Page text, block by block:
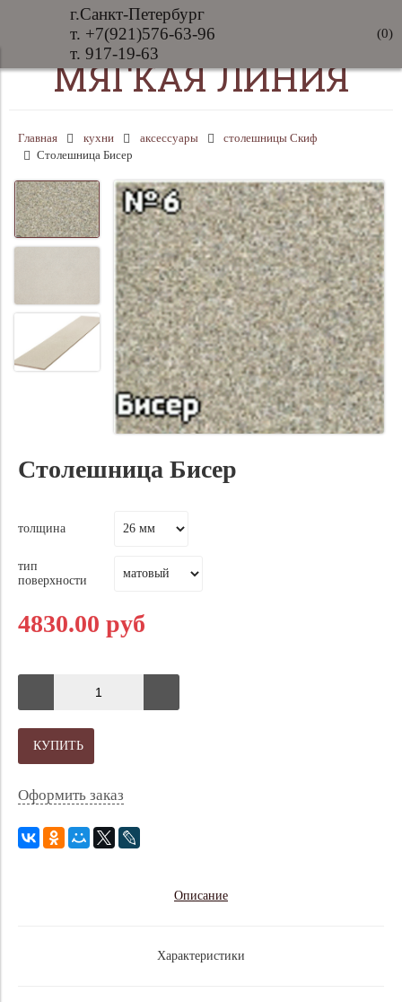
г.Санкт-Петербург
т. +7(921)576-63-96
т. 917-19-63
(0)
МЯГКАЯ ЛИНИЯ
Главная кухни аксессуары
столешницы Скиф
Столешница Бисер
Столешница Бисер
толщина
тип
поверхности
4830.00 руб
КУПИТЬ
Оформить заказ
Описание
Характеристики